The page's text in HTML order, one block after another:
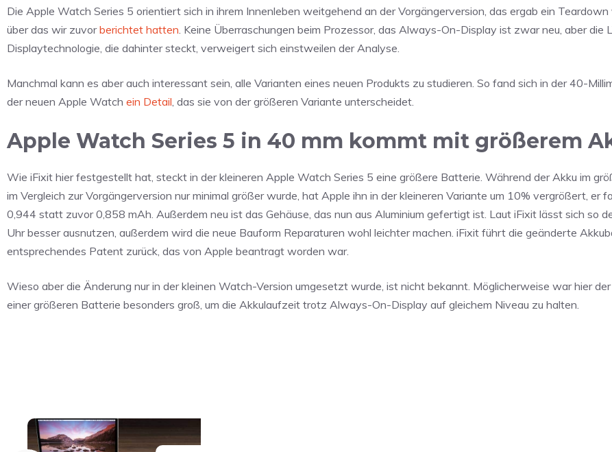
Die Apple Watch Series 5 orientiert sich in ihrem Innenleben weitgehend an der Vorgängerversion, das ergab ein Teardown
über das wir zuvorberichtet hatten. Keine Überraschungen beim Prozessor, das Always-On-Display ist zwar neu, aber die
Displaytechnologie, die dahinter steckt, verweigert sich einstweilen der Analyse.
Manchmal kann es aber auch interessant sein, alle Varianten eines neuen Produkts zu studieren. So fand sich in der 40-
der neuen Apple Watch ein Detail, das sie von der größeren Variante unterscheidet.
Apple Watch Series 5 in 40 mm kommt mit größerem
Wie iFixit hier festgestellt hat, steckt in der kleineren Apple Watch Series 5 eine größere Batterie. Während der Akku im
im Vergleich zur Vorgängerversion nur minimal größer wurde, hat Apple ihn in der kleineren Variante um 10% vergrößert, er
0,944 statt zuvor 0,858 mAh. Außerdem neu ist das Gehäuse, das nun aus Aluminium gefertigt ist. Laut iFixit lässt sich so
Uhr besser ausnutzen, außerdem wird die neue Bauform Reparaturen wohl leichter machen. iFixit führt die geänderte
entsprechendes Patent zurück, das von Apple beantragt worden war.
Wieso aber die Änderung nur in der kleinen Watch-Version umgesetzt wurde, ist nicht bekannt. Möglicherweise war hier
einer größeren Batterie besonders groß, um die Akkulaufzeit trotz Always-On-Display auf gleichem Niveau zu halten.